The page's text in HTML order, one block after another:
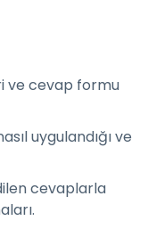
ve cevap formu
uygulandığı ve
cevaplarla